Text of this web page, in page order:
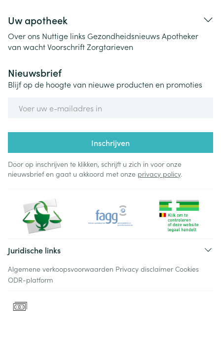
Uw apotheek
Over ons Nuttige links Gezondheidsnieuws Apotheker
van wachtVoorschriftZorgtarieven
Nieuwsbrief
Blijf op de hoogte van nieuwe producten en promoties
Inschrijven
Door op inschrijven te klikken, schrijft u zich in voor onze
nieuwsbrief en gaat u akkoord met onze privacy policy.
Juridische links
Algemene verkoopsvoorwaarden Privacy disclaimer Cookies
ODR-platform